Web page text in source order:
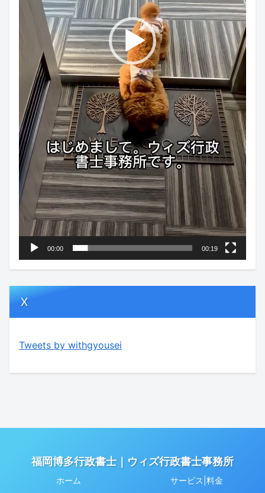
00:00 00:19
X
Tweets by withgyousei
福岡博多行政書士｜ウィズ行政書士事務所
ホーム
サービス|料金